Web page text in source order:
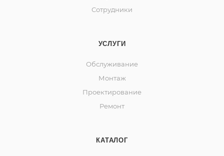
Сотрудники
УСЛУГИ
Обслуживание
Монтаж
Проектирование
Ремонт
КАТАЛОГ